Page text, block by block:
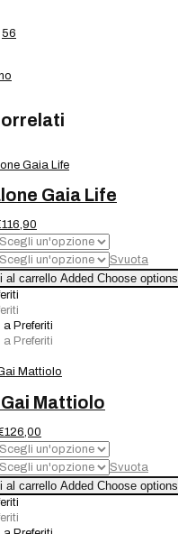
56
Gaia Life
prezzo
116,90
prezzo
attuale
è:
€116,90.
Svuota
al carrello Added Choose options
Preferiti
Preferiti
Mattiolo
126,00
prezzo
attuale
è:
€126,00.
Svuota
al carrello Added Choose options